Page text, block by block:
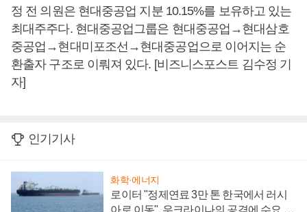
정 전 의원은 현대중공업 지분 10.15%를 보유하고 있는
최대주주다. 현대중공업그룹은 현대중공업→현대삼호
중공업→현대미포조선→현대중공업으로 이어지는 순
환출자 구조로 이뤄져 있다. [비즈니스포스트 김수정 기
자]
인기기사
화학·에너지
로이터 "정제연료 3만 톤 한국에서 러시
아로 이동", 우크라이나의 공격에 수요 늘